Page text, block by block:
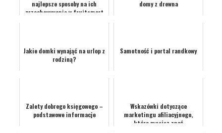
najlepsze sposoby na ich
przechowywanie w fruitsmart
domy z drewna
Jakie domki wynająć na urlop z
rodziną?
Samotność i portal randkowy
Zalety dobrego księgowego –
podstawowe informacje
Wskazówki dotyczące
marketingu afiliacyjnego,
które musisz znać